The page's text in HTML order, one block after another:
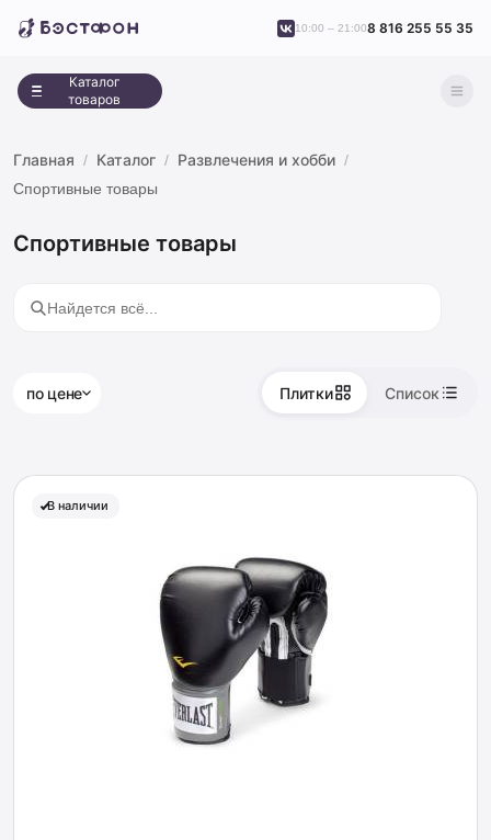
Каталог
товаров
10:00 – 21:008 816 255 55 35
Главная Каталог Развлечения и хобби
Спортивные товары
Спортивные товары
по цене Плитки Список
В наличии